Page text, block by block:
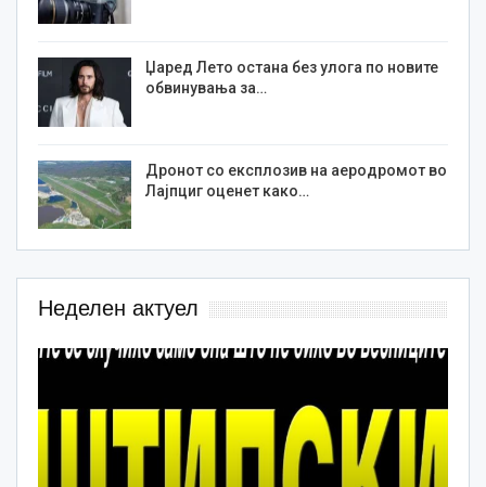
Џаред Лето остана без улога по новите
обвинувања за…
Дронот со експлозив на аеродромот во
Лајпциг оценет како…
Неделен актуел